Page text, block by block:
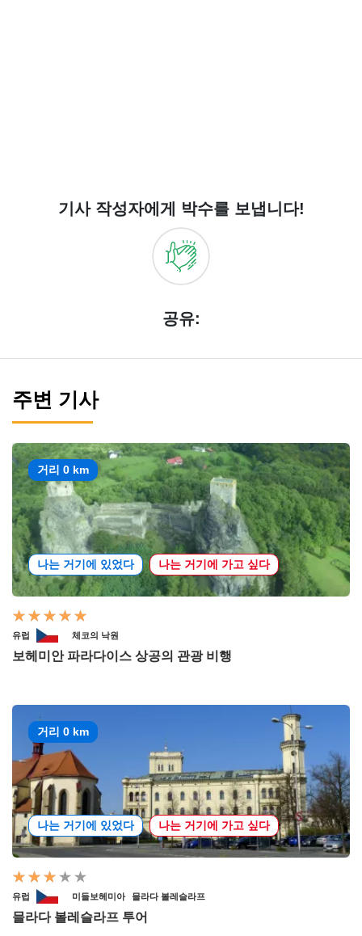
기사 작성자에게 박수를 보냅니다!
공유:
주변 기사
거리 0 km
나는 거기에 있었다 나는 거기에 가고 싶다
유럽 체코의 낙원
보헤미안 파라다이스 상공의 관광 비행
거리 0 km
나는 거기에 있었다 나는 거기에 가고 싶다
유럽 미들보헤미아 믈라다 볼레슬라프
믈라다 볼레슬라프 투어